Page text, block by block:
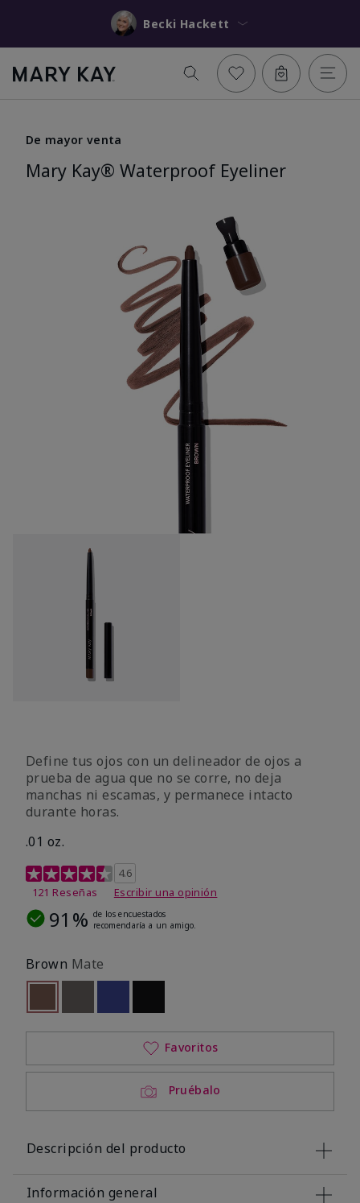
Becki Hackett
De mayor venta
Mary Kay® Waterproof Eyeliner
Define tus ojos con un delineador de ojos a
prueba de agua que no se corre, no deja
manchas ni escamas, y permanece intacto
durante horas.
.01 oz.
Calificación de clientes de 4,1 de 5
4.6
121 Reseñas
Escribir una opinión
91% de los encuestados
recomendaría a un amigo.
Brown Mate
seleccionado
Out of stock
Pruébalo
Favoritos
Descripción del producto
Información general